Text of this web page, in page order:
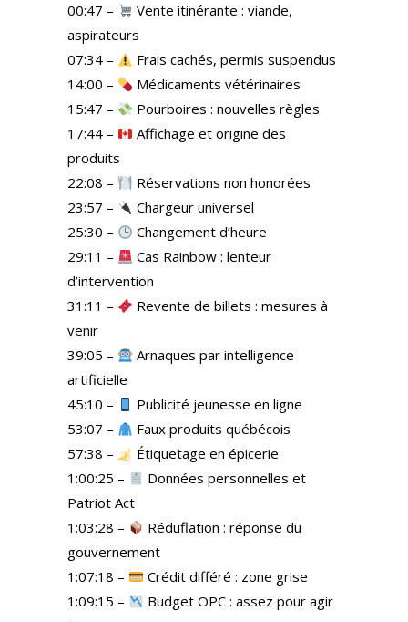
00:47 –
Vente itinérante : viande,
aspirateurs
07:34 –
Frais cachés, permis suspendus
14:00 –
Médicaments vétérinaires
15:47 –
Pourboires : nouvelles règles
17:44 –
Affichage et origine des
produits
22:08 –
Réservations non honorées
23:57 –
Chargeur universel
25:30 –
Changement d’heure
29:11 –
Cas Rainbow : lenteur
d’intervention
31:11 –
Revente de billets : mesures à
venir
39:05 –
Arnaques par intelligence
artificielle
45:10 –
Publicité jeunesse en ligne
53:07 –
Faux produits québécois
57:38 –
Étiquetage en épicerie
1:00:25 –
Données personnelles et
Patriot Act
1:03:28 –
Réduflation : réponse du
gouvernement
1:07:18 –
Crédit différé : zone grise
1:09:15 –
Budget OPC : assez pour agir